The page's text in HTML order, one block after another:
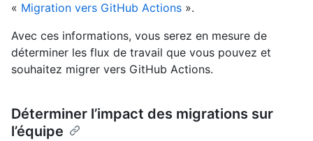
« Migration vers GitHub Actions ».
Avec ces informations, vous serez en mesure de
déterminer les flux de travail que vous pouvez et
souhaitez migrer vers GitHub Actions.
Déterminer l’impact des migrations sur
l’équipe